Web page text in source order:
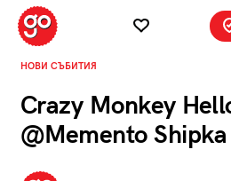
НОВИ СЪБИТИЯ
Crazy Monkey
@Memento